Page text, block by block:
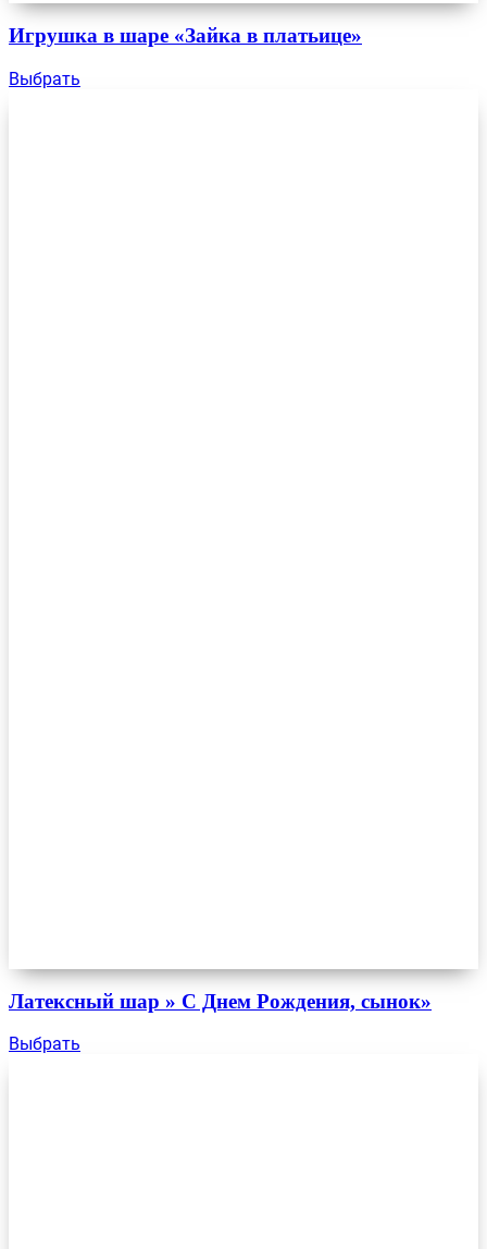
Игрушка в шаре «Зайка в платьице»
Выбрать
Латексный шар » С Днем Рождения, сынок»
Выбрать